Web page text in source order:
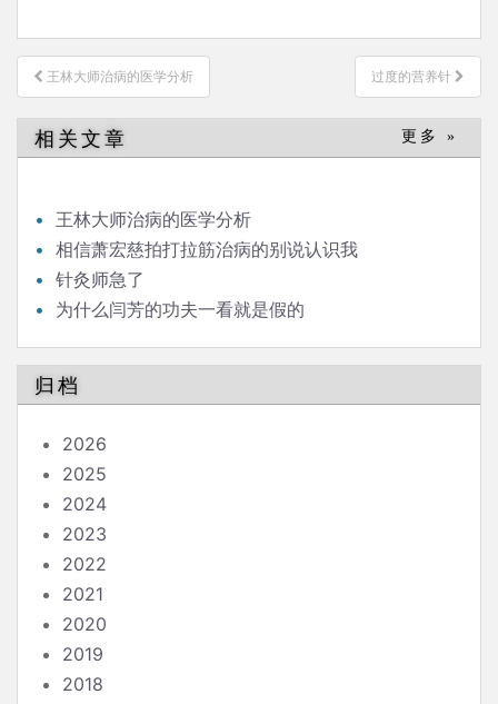
文
章
导
航
王林大师治病的医学分析 过度的营养针
相关文章 更多 »
王林大师治病的医学分析
相信萧宏慈拍打拉筋治病的别说认识我
针灸师急了
为什么闫芳的功夫一看就是假的
归档
2026
2025
2024
2023
2022
2021
2020
2019
2018